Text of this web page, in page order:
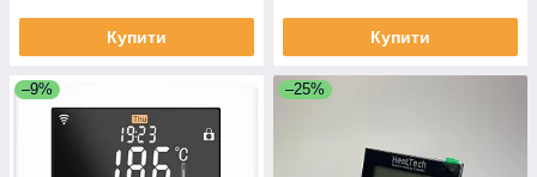
Купити Купити
–9% –25%